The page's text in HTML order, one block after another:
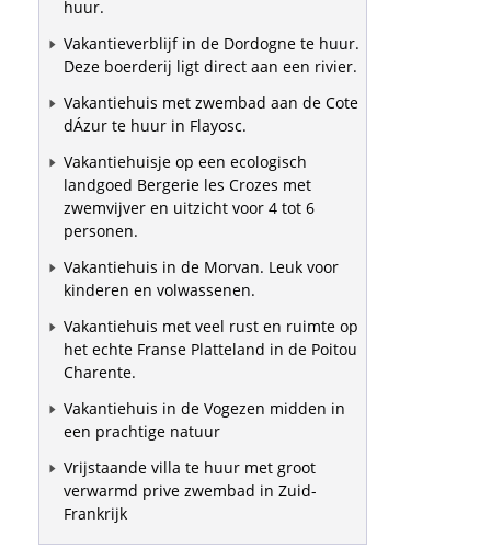
huur.
Vakantieverblijf in de Dordogne te huur.
Deze boerderij ligt direct aan een rivier.
Vakantiehuis met zwembad aan de Cote
dÁzur te huur in Flayosc.
Vakantiehuisje op een ecologisch
landgoed Bergerie les Crozes met
zwemvijver en uitzicht voor 4 tot 6
personen.
Vakantiehuis in de Morvan. Leuk voor
kinderen en volwassenen.
Vakantiehuis met veel rust en ruimte op
het echte Franse Platteland in de Poitou
Charente.
Vakantiehuis in de Vogezen midden in
een prachtige natuur
Vrijstaande villa te huur met groot
verwarmd prive zwembad in Zuid-
Frankrijk